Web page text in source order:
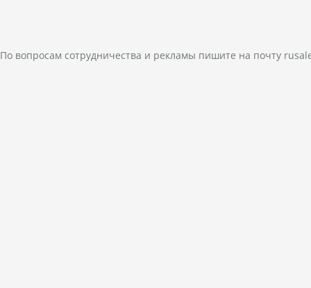
По вопросам сотрудничества и рекламы пишите на почту